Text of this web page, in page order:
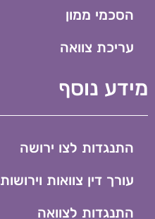
הסכמי ממון
עריכת צוואה
מידע נוסף
התנגדות לצו ירושה
עורך דין צוואות וירושות
התנגדות לצוואה